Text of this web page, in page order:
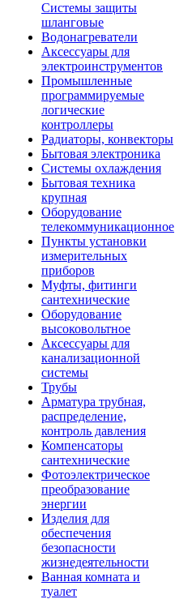
Системы защиты
шланговые
Водонагреватели
Аксессуары для
электроинструментов
Промышленные
программируемые
логические
контроллеры
Радиаторы, конвекторы
Бытовая электроника
Системы охлаждения
Бытовая техника
крупная
Оборудование
телекоммуникационное
Пункты установки
измерительных
приборов
Муфты, фитинги
сантехнические
Оборудование
высоковольтное
Аксессуары для
канализационной
системы
Трубы
Арматура трубная,
распределение,
контроль давления
Компенсаторы
сантехнические
Фотоэлектрическое
преобразование
энергии
Изделия для
обеспечения
безопасности
жизнедеятельности
Ванная комната и
туалет